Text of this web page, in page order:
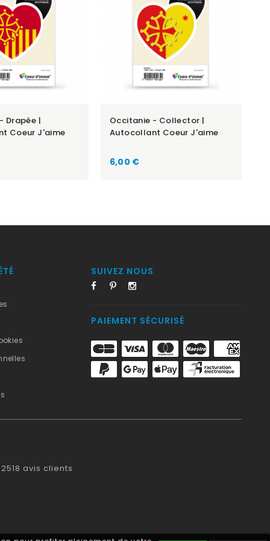
Drapée |
Coeur J'aime
Occitanie - Collector |
Autocollant Coeur J'aime
Prix
6,00 €
SUIVEZ NOUS
PAIEMENT SÉCURISÉ
2518 avis clients